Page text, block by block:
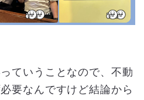
ていうことなので、不動
要なんですけど結論から